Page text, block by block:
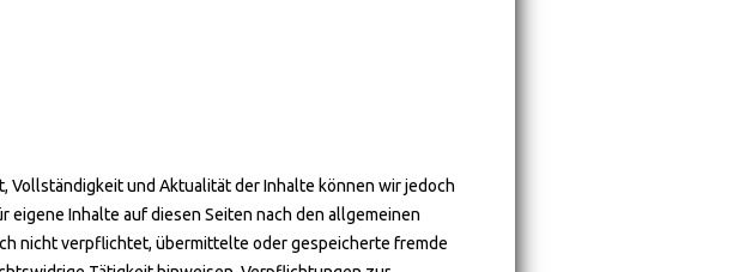
und Aktualität der Inhalte können wir jedoch
eigene Inhalte auf diesen Seiten nach den allgemeinen
nicht verpflichtet, übermittelte oder gespeicherte fremde